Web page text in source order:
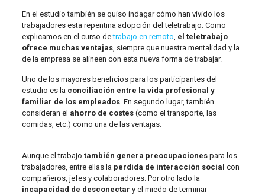
En el estudio también se quiso indagar cómo han vivido los
trabajadores esta repentina adopción del teletrabajo. Como
explicamos en el curso detrabajo en remoto, el teletrabajo
ofrece muchas ventajas, siempre que nuestra mentalidad y la
de la empresa se alineen con esta nueva forma de trabajar.
Uno de los mayores beneficios para los participantes del
estudio es la conciliación entre la vida profesional y
familiar de los empleados. En segundo lugar, también
consideran el ahorro de costes(como el transporte, las
comidas, etc.) como una de las ventajas.
Aunque el trabajo también genera preocupacionespara los
trabajadores, entre ellas la perdida de interacción social con
compañeros, jefes y colaboradores. Por otro lado la
incapacidad de desconectar y el miedo de terminar